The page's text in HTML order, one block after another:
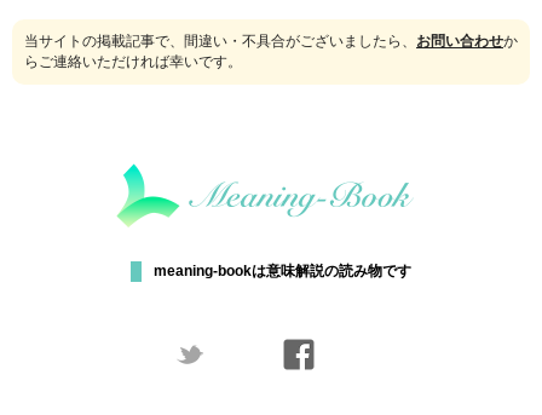
当サイトの掲載記事で、間違い・不具合がございましたら、 お問い合わせか
らご連絡いただければ幸いです。
meaning-bookは意味解説の読み物です